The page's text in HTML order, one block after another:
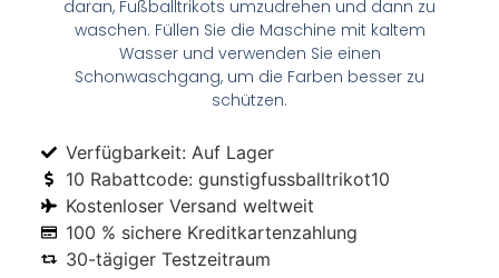
daran, Fußballtrikots umzudrehen und dann zu
waschen. Füllen Sie die Maschine mit kaltem
Wasser und verwenden Sie einen
Schonwaschgang, um die Farben besser zu
schützen.
Verfügbarkeit: Auf Lager
10 Rabattcode: gunstigfussballtrikot10
Kostenloser Versand weltweit
100 % sichere Kreditkartenzahlung
30-tägiger Testzeitraum